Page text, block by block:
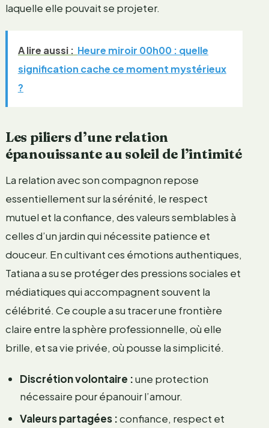
laquelle elle pouvait se projeter.
A lire aussi : Heure miroir 00h00 : quelle
signification cache ce moment mystérieux
?
Les piliers d’une relation
épanouissante au soleil de l’intimité
La relation avec son compagnon repose
essentiellement sur la sérénité, le respect
mutuel et la confiance, des valeurs semblables à
celles d’un jardin qui nécessite patience et
douceur. En cultivant ces émotions authentiques,
Tatiana a su se protéger des pressions sociales et
médiatiques qui accompagnent souvent la
célébrité. Ce couple a su tracer une frontière
claire entre la sphère professionnelle, où elle
brille, et sa vie privée, où pousse la simplicité.
Discrétion volontaire :une protection
nécessaire pour épanouir l’amour.
Valeurs partagées :confiance, respect et